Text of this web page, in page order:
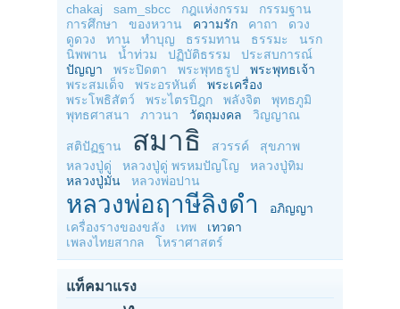
chakaj sam_sbcc กฎแห่งกรรม
กรรมฐาน
การศึกษา
ของหวาน ความรัก คาถา
ดวง
ดูดวง
ทาน ทำบุญ ธรรมทาน ธรรมะ
นรก
นิพพาน
น้ำท่วม ปฏิบัติธรรม
ประสบการณ์
ปัญญา
พระปิดตา พระพุทธรูป
พระพุทธเจ้า
พระสมเด็จ
พระอรหันต์
พระเครื่อง
พระโพธิสัตว์
พระไตรปิฎก พลังจิต
พุทธภูมิ
พุทธศาสนา
ภาวนา วัตถุมงคล วิญญาณ
สติปัฏฐาน สมาธิ สวรรค์
สุขภาพ
หลวงปู่ดู่
หลวงปู่ดู่ พรหมปัญโญ
หลวงปู่ทิม
หลวงปู่มั่น
หลวงพ่อปาน
หลวงพ่อฤาษีลิงดำ
อภิญญา
เครื่องรางของขลัง
เทพ
เทวดา
เพลงไทยสากล
โหราศาสตร์
แท็คมาแรง